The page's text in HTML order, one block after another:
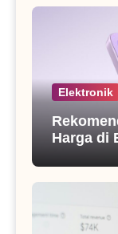
Elektronik
Harga di